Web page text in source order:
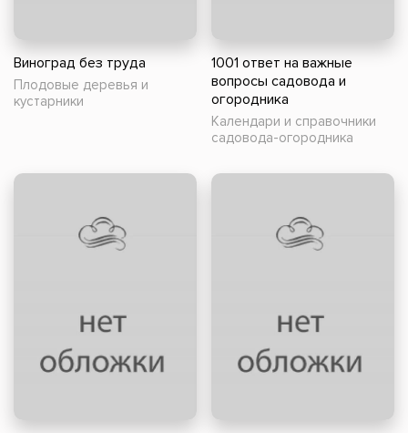
Виноград без труда
Плодовые деревья и
кустарники
1001 ответ на важные
вопросы садовода и
огородника
Календари и справочники
садовода-огородника